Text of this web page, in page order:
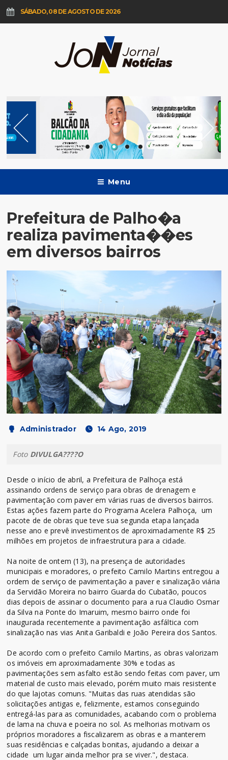
SÁBADO, 08 DE AGOSTO DE 2026
Menu
Prefeitura de Palho�a
realiza pavimenta��es
em diversos bairros
Administrador 14 Ago, 2019
Foto DIVULGA????O
Desde o início de abril, a Prefeitura de Palhoça está
assinando ordens de serviço para obras de drenagem e
pavimentação com paver em várias ruas de diversos bairros.
Estas ações fazem parte do Programa Acelera Palhoça, um
pacote de de obras que teve sua segunda etapa lançada
nesse ano e prevê investimentos de aproximadamente R$ 25
milhões em projetos de infraestrutura para a cidade.
Na noite de ontem (13), na presença de autoridades
municipais e moradores, o prefeito Camilo Martins entregou a
ordem de serviço de pavimentação a paver e sinalização viária
da Servidão Moreira no bairro Guarda do Cubatão, poucos
dias depois de assinar o documento para a rua Claudio Osmar
da Silva na Ponte do Imaruim, mesmo bairro onde foi
inaugurada recentemente a pavimentação asfáltica com
sinalização nas vias Anita Garibaldi e João Pereira dos Santos.
De acordo com o prefeito Camilo Martins, as obras valorizam
os imóveis em aproximadamente 30% e todas as
pavimentações sem asfalto estão sendo feitas com paver, um
material de custo mais elevado, porém muito mais resistente
do que lajotas comuns. "Muitas das ruas atendidas são
solicitações antigas e, felizmente, estamos conseguindo
entregá-las para as comunidades, acabando com o problema
de lama na chuva e poeira no sol. As melhorias motivam os
próprios moradores a fiscalizarem as obras e a manterem
suas residências e calçadas bonitas, ajudando a deixar a
cidade um lugar ainda melhor pra se viver.", destaca.